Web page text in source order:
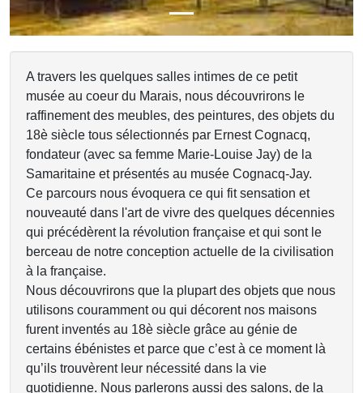
A travers les quelques salles intimes de ce petit
musée au coeur du Marais, nous découvrirons le
raffinement des meubles, des peintures, des objets du
18è siècle tous sélectionnés par Ernest Cognacq,
fondateur (avec sa femme Marie-Louise Jay) de la
Samaritaine et présentés au musée Cognacq-Jay.
Ce parcours nous évoquera ce qui fit sensation et
nouveauté dans l'art de vivre des quelques décennies
qui précédèrent la révolution française et qui sont le
berceau de notre conception actuelle de la civilisation
à la française.
Nous découvrirons que la plupart des objets que nous
utilisons couramment ou qui décorent nos maisons
furent inventés au 18è siècle grâce au génie de
certains ébénistes et parce que c’est à ce moment là
qu’ils trouvèrent leur nécessité dans la vie
quotidienne. Nous parlerons aussi des salons, de la